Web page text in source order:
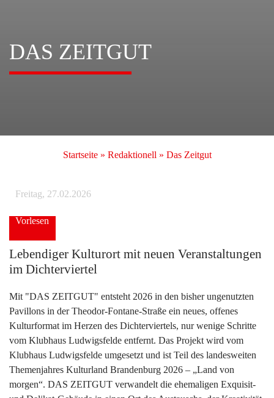
DAS ZEITGUT
Startseite» Redaktionell » Das Zeitgut
Freitag, 27.02.2026
Vorlesen
Lebendiger Kulturort mit neuen Veranstaltungen
im Dichterviertel
Mit "DAS ZEITGUT" entsteht 2026 in den bisher ungenutzten
Pavillons in der Theodor-Fontane-Straße ein neues, offenes
Kulturformat im Herzen des Dichterviertels, nur wenige Schritte
vom Klubhaus Ludwigsfelde entfernt. Das Projekt wird vom
Klubhaus Ludwigsfelde umgesetzt und ist Teil des landesweiten
Themenjahres Kulturland Brandenburg 2026 – „Land von
morgen“. DAS ZEITGUT verwandelt die ehemaligen Exquisit-